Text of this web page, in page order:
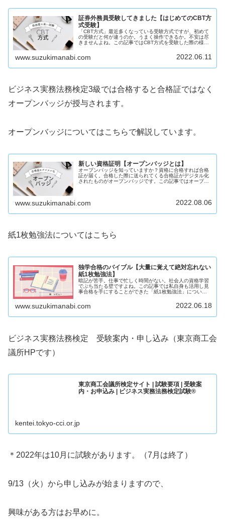
証券外務員受験してきました【はじめてのCBT方
式受験】
「CBT方式」最近多くなっている受験方式ですが、初めて
の受験だと何が違うのか。うまく操作できるか。不安は尽
きませんよね。この記事ではCBT方式を受験した際の様子
www.suzukimanabi.com 2022.06.11
ビジネス実務法務検定3級では合格すると合格証ではなく
オープンバッジが授与されます。
オープンバッジについてはこちらで解説しています。
新しい資格証明【オープンバッジとは】
オープンバッジを知っていますか？資格に合格すれば合格
証が届く。合格した際に送られてくる合格証がデジタル化
されたものがオープンバッジです。この記事ではオープン
www.suzukimanabi.com 2022.08.06
紙1枚勉強法についてはこちら
独学合格のバイブル【大量に覚えて絶対忘れない
紙1枚勉強法】
暗記が苦手。仕事で忙しく時間がない。社会人の資格学習
でぶち当たる壁ですよね。この記事では私自身も活用し見
事合格を手にすることができた「紙1枚勉強法」について
www.suzukimanabi.com 2022.06.18
ビジネス実務法務検定 受験案内・申し込み（東京商工会
議所HPです）
東京商工会議所検定サイト | 試験要項 | 受験案
内・お申込み | ビジネス実務法務検定試験®
kentei.tokyo-cci.or.jp
＊2022年は10月に試験があります。（7月は終了）
9/13（火）から申し込みが始まりますので、
興味がある方はお早めに。